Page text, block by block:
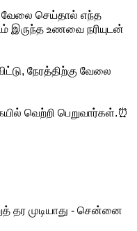
வேலை செய்தால் எந்த
இருந்த உணவை நரியுடன்
நேரத்திற்கு வேலை
வெற்றி பெறுவார்கள்.⏰
தர முடியாது - சென்னை